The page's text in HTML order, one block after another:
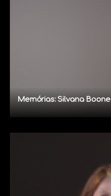
Memórias: Silvana Boone